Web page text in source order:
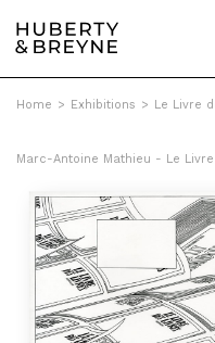
Home > Exhibitions > Le Livre
Marc-Antoine Mathieu - Le